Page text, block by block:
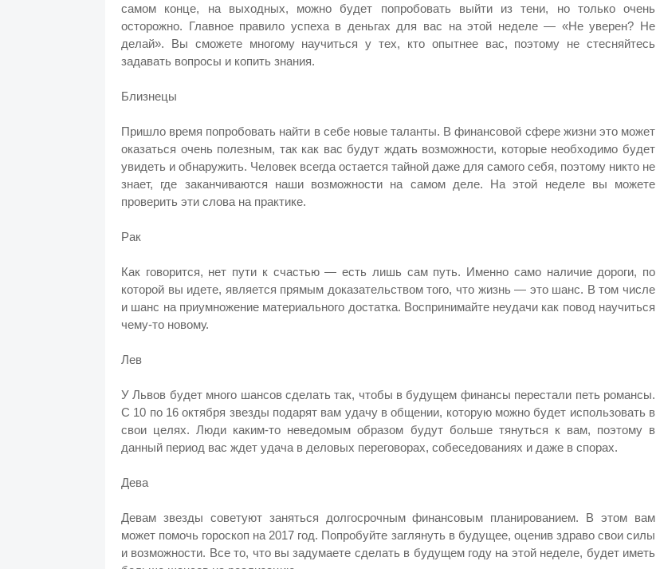
самом конце, на выходных, можно будет попробовать выйти из тени, но только очень
осторожно. Главное правило успеха в деньгах для вас на этой неделе — «Не уверен? Не
делай». Вы сможете многому научиться у тех, кто опытнее вас, поэтому не стесняйтесь
задавать вопросы и копить знания.
Близнецы
Пришло время попробовать найти в себе новые таланты. В финансовой сфере жизни это может
оказаться очень полезным, так как вас будут ждать возможности, которые необходимо будет
увидеть и обнаружить. Человек всегда остается тайной даже для самого себя, поэтому никто не
знает, где заканчиваются наши возможности на самом деле. На этой неделе вы можете
проверить эти слова на практике.
Рак
Как говорится, нет пути к счастью — есть лишь сам путь. Именно само наличие дороги, по
которой вы идете, является прямым доказательством того, что жизнь — это шанс. В том числе
и шанс на приумножение материального достатка. Воспринимайте неудачи как повод научиться
чему-то новому.
Лев
У Львов будет много шансов сделать так, чтобы в будущем финансы перестали петь романсы.
С 10 по 16 октября звезды подарят вам удачу в общении, которую можно будет использовать в
свои целях. Люди каким-то неведомым образом будут больше тянуться к вам, поэтому в
данный период вас ждет удача в деловых переговорах, собеседованиях и даже в спорах.
Дева
Девам звезды советуют заняться долгосрочным финансовым планированием. В этом вам
может помочь гороскоп на 2017 год. Попробуйте заглянуть в будущее, оценив здраво свои силы
и возможности. Все то, что вы задумаете сделать в будущем году на этой неделе, будет иметь